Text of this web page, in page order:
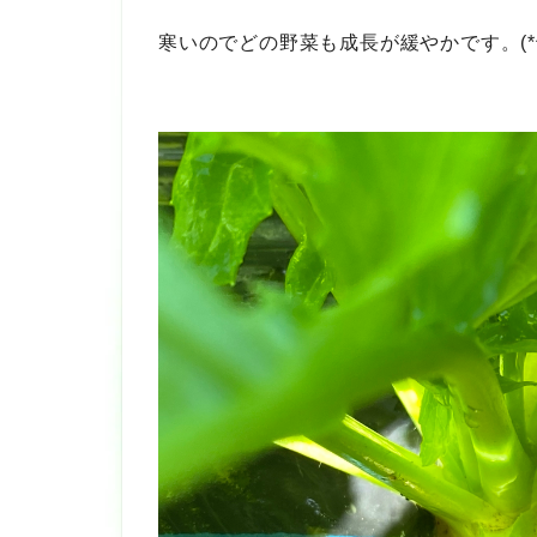
寒いのでどの野菜も成長が緩やかです。